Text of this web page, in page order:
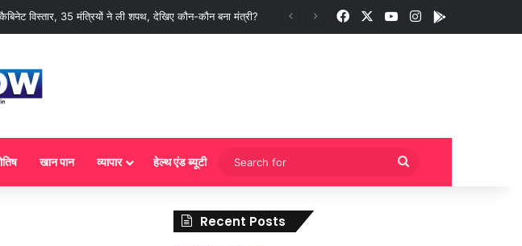
कनेक्शन, कितने दिन बाद होगी बुकिंग? FacebookYouTubeInstagram
खान पान व्यापार हेल्थ एंड ब्यूटी
Search
for
Recent Posts